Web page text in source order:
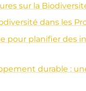
sur la
dans les
pour planifier des
durable :